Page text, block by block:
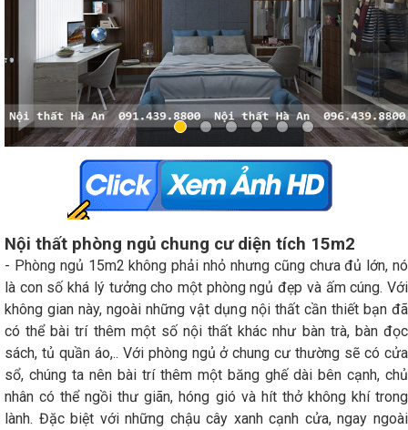
Nội thất phòng ngủ chung cư diện tích 15m2
- Phòng ngủ 15m2 không phải nhỏ nhưng cũng chưa đủ lớn, nó
là con số khá lý tưởng cho một phòng ngủ đẹp và ấm cúng. Với
không gian này, ngoài những vật dụng nội thất cần thiết bạn đã
có thể bài trí thêm một số nội thất khác như bàn trà, bàn đọc
sách, tủ quần áo,.. Với phòng ngủ ở chung cư thường sẽ có cửa
sổ, chúng ta nên bài trí thêm một băng ghế dài bên cạnh, chủ
nhân có thể ngồi thư giãn, hóng gió và hít thở không khí trong
lành. Đặc biệt với những chậu cây xanh cạnh cửa, ngay ngoài